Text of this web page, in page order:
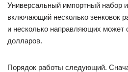
Универсальный импортный набор
включающий несколько зенковок
и несколько направляющих может
долларов.
Порядок работы следующий.